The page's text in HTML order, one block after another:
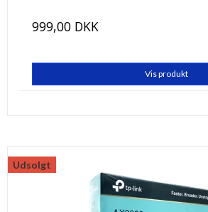
999,00 DKK
Vis produkt
Udsolgt